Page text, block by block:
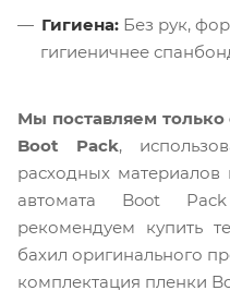
Гигиена: Без рук,
гигиеничнее
Мы поставляем
Boot Pack,
расходных
автомата Boot
рекомендуем купить
бахил оригинального
комплектация пленки